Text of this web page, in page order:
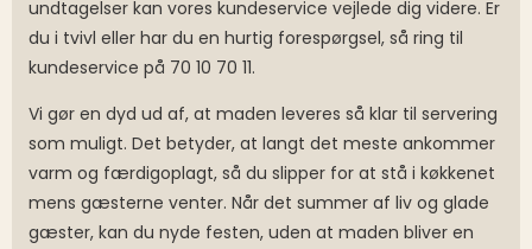
undtagelser kan vores kundeservice vejlede dig videre. Er
du i tvivl eller har du en hurtig forespørgsel, så ring til
kundeservice på 70 10 70 11.
Vi gør en dyd ud af, at maden leveres så klar til servering
som muligt. Det betyder, at langt det meste ankommer
varm og færdigoplagt, så du slipper for at stå i køkkenet
mens gæsterne venter. Når det summer af liv og glade
gæster, kan du nyde festen, uden at maden bliver en